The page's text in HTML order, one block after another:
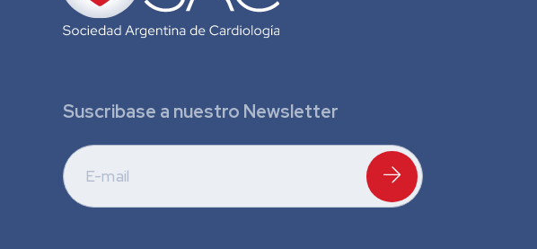
Suscribase a nuestro Newsletter